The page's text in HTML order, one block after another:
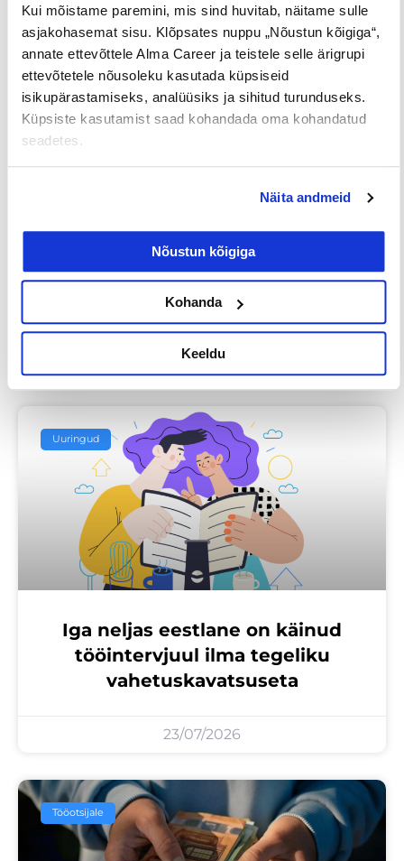
Kui mõistame paremini, mis sind huvitab, näitame sulle
asjakohasemat sisu. Klõpsates nuppu „Nõustun kõigiga“,
annate ettevõttele Alma Career ja teistele selle ärigrupi
ettevõtetele nõusoleku kasutada küpsiseid
isikupärastamiseks, analüüsiks ja sihitud turunduseks.
Küpsiste kasutamist saad kohandada oma kohandatud
seadetes.
Näita andmeid
Nõustun kõigiga
Kohanda
Keeldu
2500€
võimalus
noortele
Jaga postitust
EELMINE JÄRGMINE
Loe lisaks
Uuringud
Iga neljas eestlane on käinud
tööintervjuul ilma tegeliku
vahetuskavatsuseta
23/07/2026
Tööotsijale